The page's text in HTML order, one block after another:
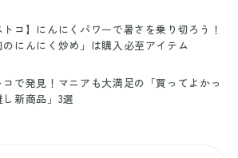
トコ】にんにくパワーで暑さを乗り切ろう！
のにんにく炒め」は購入必至アイテム
コで発見！マニアも大満足の「買ってよかっ
し新商品」3選